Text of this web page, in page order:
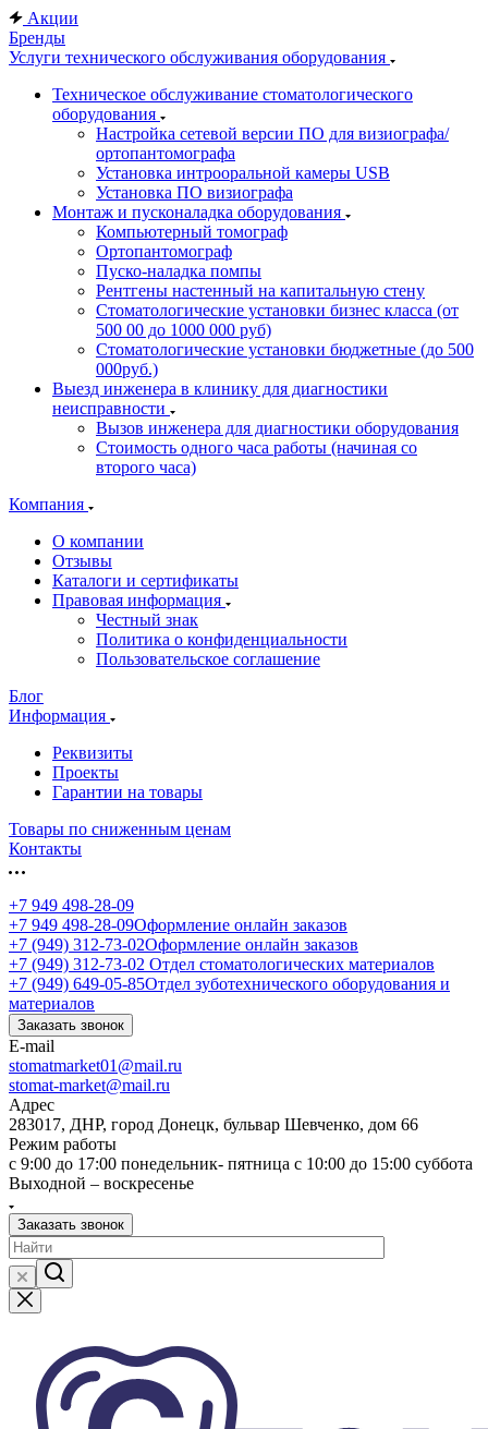
Акции
Бренды
Услуги технического обслуживания оборудования
Техническое обслуживание стоматологического
оборудования
Настройка сетевой версии ПО для визиографа/
ортопантомографа
Установка интрооральной камеры USB
Установка ПО визиографа
Монтаж и пусконаладка оборудования
Компьютерный томограф
Ортопантомограф
Пуско-наладка помпы
Рентгены настенный на капитальную стену
Стоматологические установки бизнес класса (от
500 00 до 1000 000 руб)
Стоматологические установки бюджетные (до 500
000руб.)
Выезд инженера в клинику для диагностики
неисправности
Вызов инженера для диагностики оборудования
Стоимость одного часа работы (начиная со
второго часа)
Компания
О компании
Отзывы
Каталоги и сертификаты
Правовая информация
Честный знак
Политика о конфиденциальности
Пользовательское соглашение
Блог
Информация
Реквизиты
Проекты
Гарантии на товары
Товары по сниженным ценам
Контакты
+7 949 498-28-09
+7 949 498-28-09Оформление онлайн заказов
+7 (949) 312-73-02Оформление онлайн заказов
+7 (949) 312-73-02 Отдел стоматологических материалов
+7 (949) 649-05-85Отдел зуботехнического оборудования и
материалов
Заказать звонок
E-mail
stomatmarket01@mail.ru
stomat-market@mail.ru
Адрес
283017, ДНР, город Донецк, бульвар Шевченко, дом 66
Режим работы
с 9:00 до 17:00 понедельник- пятница с 10:00 до 15:00 суббота
Выходной – воскресенье
Заказать звонок